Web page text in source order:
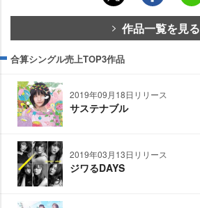
作品一覧を見る
合算シングル売上TOP3作品
2019年09月18日リリース
サステナブル
2019年03月13日リリース
ジワるDAYS